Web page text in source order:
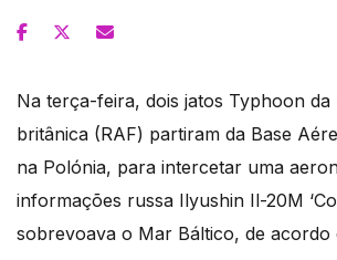
Na terça-feira, dois jatos Typhoon da
britânica (RAF) partiram da Base
na Polónia, para intercetar uma
informações russa Ilyushin Il-20M
sobrevoava o Mar Báltico, de acordo